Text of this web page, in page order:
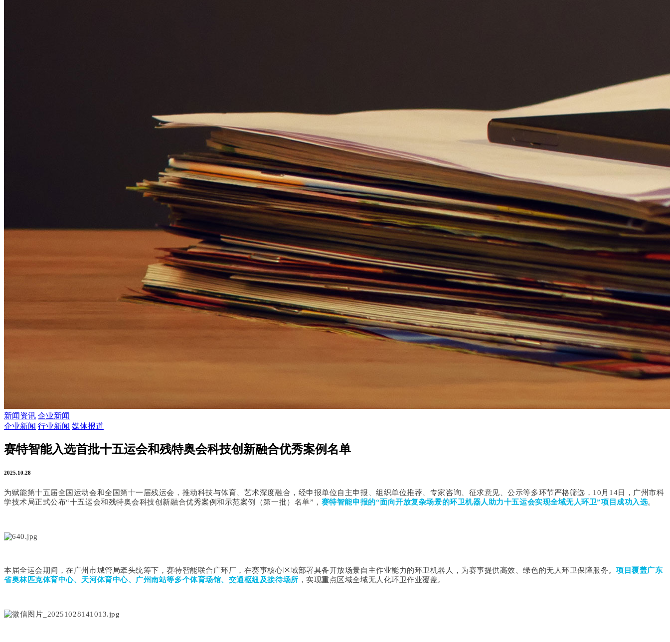
新闻资讯 企业新闻
企业新闻 行业新闻 媒体报道
赛特智能入选首批十五运会和残特奥会科技创新融合优秀案例名单
2025.10.28
为赋能第十五届全国运动会和全国第十一届残运会，推动科技与体育、艺术深度融合，经申报单位自主申报、组织单位推荐、专家咨询、征求意见、公示等多环节严格筛选，10月14日，广州市科
学技术局正式公布“十五运会和残特奥会科技创新融合优秀案例和示范案例（第一批）名单”， 赛特智能申报的“面向开放复杂场景的环卫机器人助力十五运会实现全域无人环卫”项目成功入选。
本届全运会期间，在广州市城管局牵头统筹下，赛特智能联合广环厂，在赛事核心区域部署具备开放场景自主作业能力的环卫机器人，为赛事提供高效、绿色的无人环卫保障服务。 项目覆盖广东
省奥林匹克体育中心、天河体育中心、广州南站等多个体育场馆、交通枢纽及接待场所 ，实现重点区域全域无人化环卫作业覆盖。